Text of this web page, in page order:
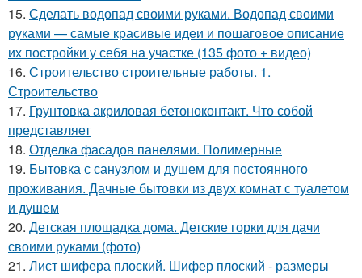
15. Сделать водопад своими руками. Водопад своими
руками — самые красивые идеи и пошаговое описание
их постройки у себя на участке (135 фото + видео)
16. Строительство строительные работы. 1.
Строительство
17. Грунтовка акриловая бетоноконтакт. Что собой
представляет
18. Отделка фасадов панелями. Полимерные
19. Бытовка с санузлом и душем для постоянного
проживания. Дачные бытовки из двух комнат с туалетом
и душем
20. Детская площадка дома. Детские горки для дачи
своими руками (фото)
21. Лист шифера плоский. Шифер плоский - размеры